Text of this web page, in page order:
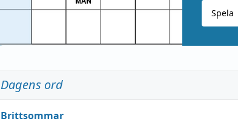
Spela
Dagens ord
Brittsommar